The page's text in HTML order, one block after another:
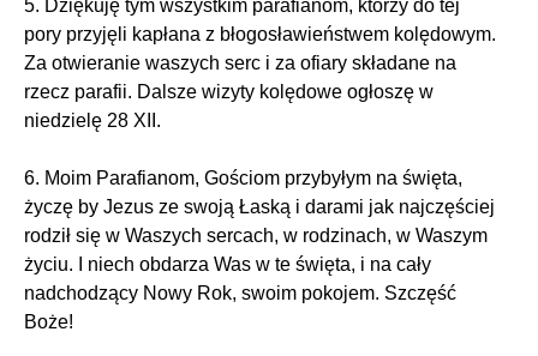
5. Dziękuję tym wszystkim parafianom, którzy do tej
pory przyjęli kapłana z błogosławieństwem kolędowym.
Za otwieranie waszych serc i za ofiary składane na
rzecz parafii. Dalsze wizyty kolędowe ogłoszę w
niedzielę 28 XII.
6. Moim Parafianom, Gościom przybyłym na święta,
życzę by Jezus ze swoją Łaską i darami jak najczęściej
rodził się w Waszych sercach, w rodzinach, w Waszym
życiu. I niech obdarza Was w te święta, i na cały
nadchodzący Nowy Rok, swoim pokojem. Szczęść
Boże!